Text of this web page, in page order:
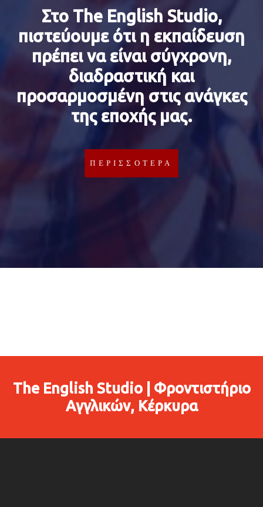
Στο The English Studio,
πιστεύουμε ότι η εκπαίδευση
πρέπει να είναι σύγχρονη,
διαδραστική και
προσαρμοσμένη στις ανάγκες
της εποχής μας.
ΠΕΡΙΣΣΟΤΕΡΑ
The English Studio | Φροντιστήριο
Αγγλικών, Κέρκυρα